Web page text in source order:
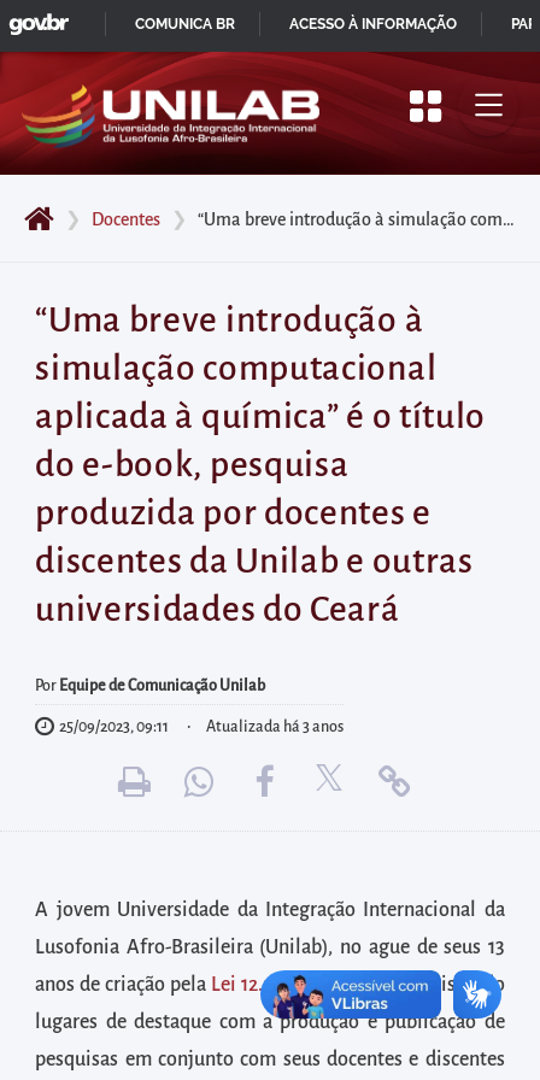
Pular
para
início
do
principal
Acessar
diretamente
menu
principal
Acessar
diretamente
à
área
realizar
buscas
postas
no
rodapé
❯ Docentes ❯ “Uma breve introdução à simulação computacional aplicada à química” é o título do e-book, pesquisa produzida por docentes e discentes da Unilab e outras universidades do Ceará
“Uma breve introdução à
simulação computacional
aplicada à química” é o título
do e-book, pesquisa
produzida por docentes e
discentes da Unilab e outras
universidades do Ceará
Por Equipe de Comunicação Unilab
25/09/2023, 09:11 Atualizada há 3 anos
A jovem Universidade da Integração Internacional da
Lusofonia Afro-Brasileira (Unilab), no ague de seus 13
anos de criação pela Lei 12.289/2010, vem conquistando
lugares de destaque com a produção e publicação de
pesquisas em conjunto com seus docentes e discentes
IR
PARA
CONTEÚDO
GOVBR
COMUNICA BR ACESSO À INFORMAÇÃO